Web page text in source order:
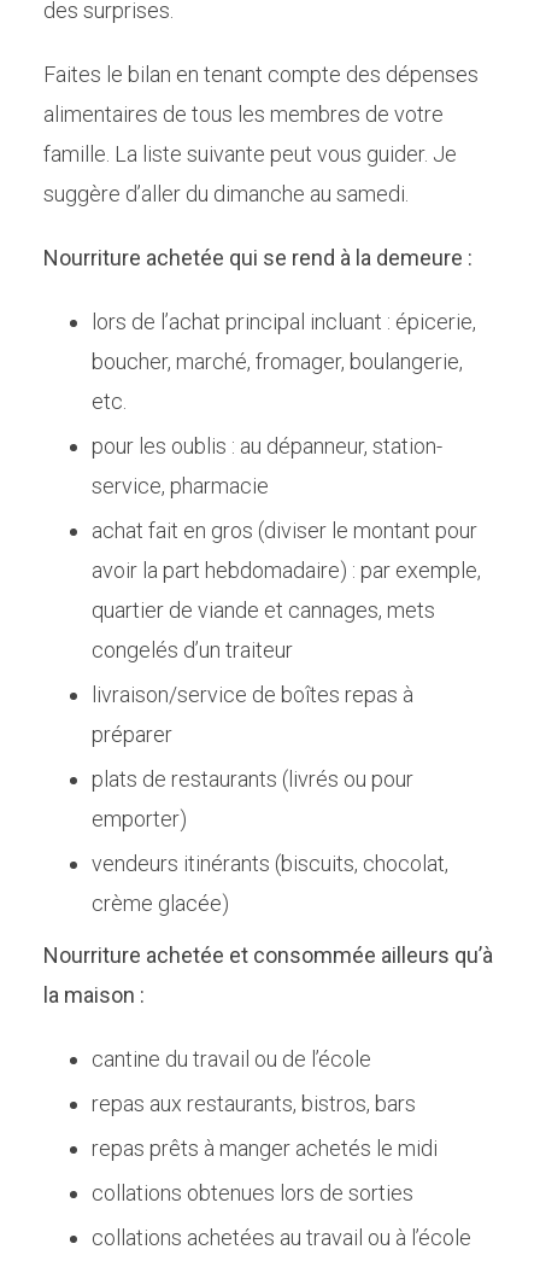
des surprises.
Faites le bilan en tenant compte des dépenses
alimentaires de tous les membres de votre
famille. La liste suivante peut vous guider. Je
suggère d’aller du dimanche au samedi.
Nourriture achetée qui se rend à la demeure :
lors de l’achat principal incluant : épicerie,
boucher, marché, fromager, boulangerie,
etc.
pour les oublis : au dépanneur, station-
service, pharmacie
achat fait en gros (diviser le montant pour
avoir la part hebdomadaire) : par exemple,
quartier de viande et cannages, mets
congelés d’un traiteur
livraison/service de boîtes repas à
préparer
plats de restaurants (livrés ou pour
emporter)
vendeurs itinérants (biscuits, chocolat,
crème glacée)
Nourriture achetée et consommée ailleurs qu’à
la maison :
cantine du travail ou de l’école
repas aux restaurants, bistros, bars
repas prêts à manger achetés le midi
collations obtenues lors de sorties
collations achetées au travail ou à l’école